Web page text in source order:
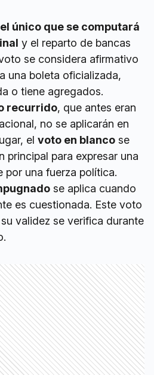
el único que se computará
y el reparto de bancas
se considera afirmativo
una boleta oficializada,
o tiene agregados.
recurrido, que antes eran
no se aplicarán en
el voto en blanco se
principal para expresar una
por una fuerza política.
se aplica cuando
es cuestionada. Este voto
validez se verifica durante